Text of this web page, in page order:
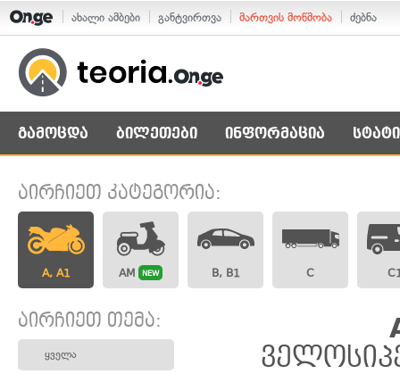
ახალი ამბები განტვირთვა მართვის მოწმობა ძებნა
გამოცდა ბილეთები ინფორმაცია
აირჩიეთ კატეგორია:
A, A1 AM NEW B, B1 C
აირჩიეთ თემა:
ყველა